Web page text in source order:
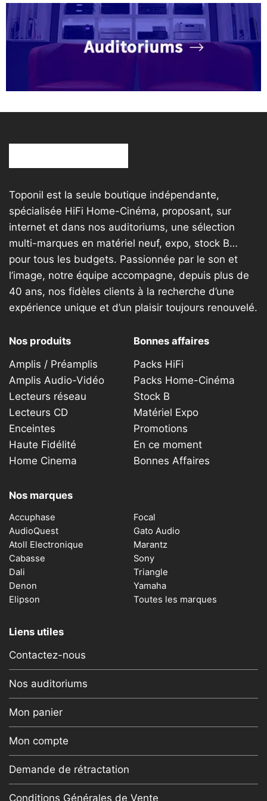
Toponil est la seule boutique indépendante,
spécialisée HiFi Home-Cinéma, proposant, sur
internet et dans nos auditoriums, une sélection
multi-marques en matériel neuf, expo, stock B…
pour tous les budgets. Passionnée par le son et
l’image, notre équipe accompagne, depuis plus de
40 ans, nos fidèles clients à la recherche d’une
expérience unique et d’un plaisir toujours renouvelé.
Nos produits
Amplis / Préamplis
Amplis Audio-Vidéo
Lecteurs réseau
Lecteurs CD
Enceintes
Haute Fidélité
Home Cinema
Bonnes affaires
Packs HiFi
Packs Home-Cinéma
Stock B
Matériel Expo
Promotions
En ce moment
Bonnes Affaires
Nos marques
Accuphase
AudioQuest
Atoll Electronique
Cabasse
Dali
Denon
Elipson
Focal
Gato Audio
Marantz
Sony
Triangle
Yamaha
Toutes les marques
Liens utiles
Contactez-nous
Nos auditoriums
Mon panier
Mon compte
Demande de rétractation
Conditions Générales de Vente